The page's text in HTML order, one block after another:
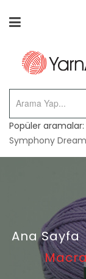
Popüler aramalar:
Symphony Dream
Ana Sayfa